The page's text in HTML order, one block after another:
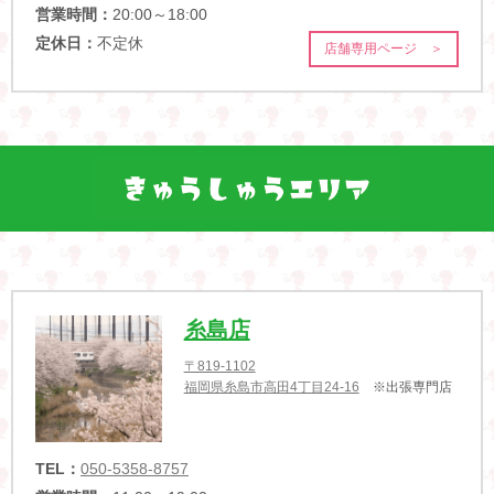
営業時間： 20:00～18:00
定休日： 不定休 店舗専用ページ ＞
糸島店
〒819-1102
福岡県糸島市高田4丁目24-16 ※出張専門店
TEL： 050-5358-8757